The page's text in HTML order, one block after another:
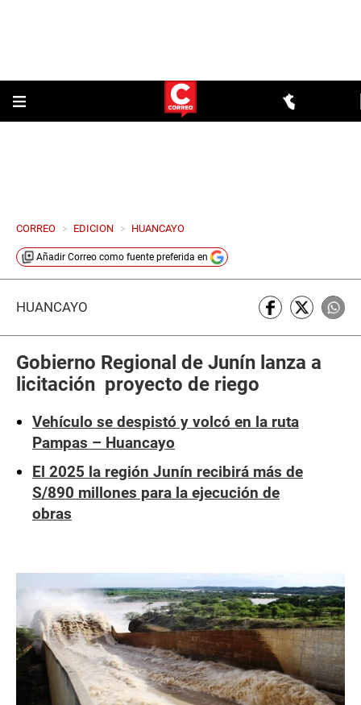
CORREO > EDICION > HUANCAYO
Añadir Correo como fuente preferida en
HUANCAYO
Gobierno Regional de Junín lanza a
licitación proyecto de riego
Vehículo se despistó y volcó en la ruta
Pampas – Huancayo
El 2025 la región Junín recibirá más de
S/890 millones para la ejecución de
obras